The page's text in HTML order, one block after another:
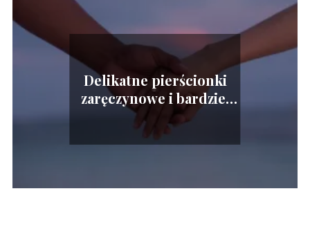
Delikatne pierścionki
zaręczynowe i bardziej
okazałe propozycje